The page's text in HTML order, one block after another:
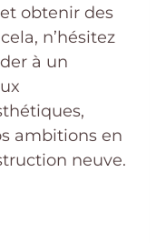
obtenir des
n’hésitez
à un
ambitions en
neuve.